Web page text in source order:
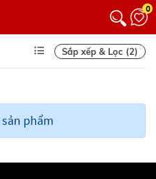
0
Sắp xếp & Lọc (2)
phẩm